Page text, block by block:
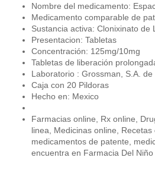
Nombre del medicamento:
Medicamento comparable de
Sustancia activa: Clonixinato de
Presentacion: Tabletas
Concentración: 125mg/10mg
Tabletas de liberación
Laboratorio : Grossman, S.A. de
Caja con 20 Pildoras
Hecho en: Mexico
Farmacias online, Rx online,
linea, Medicinas online, Recetas
medicamentos de patente,
encuentra en Farmacia Del Niño